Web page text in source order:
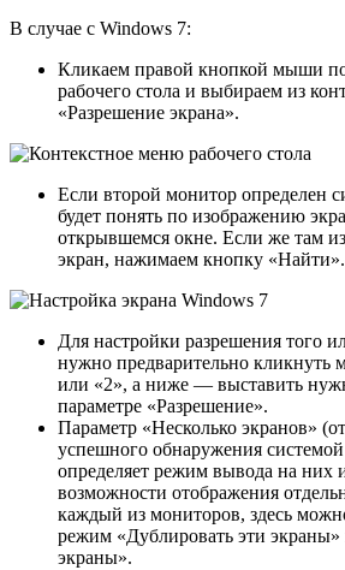
В случае с Windows 7:
Кликаем правой кнопкой мыши
рабочего стола и выбираем из
«Разрешение экрана».
Если второй монитор определен
будет понять по изображению
открывшемся окне. Если же там
экран, нажимаем кнопку «Найти».
Для настройки разрешения того
нужно предварительно кликнуть
или «2», а ниже — выставить
параметре «Разрешение».
Параметр «Несколько экранов»
успешного обнаружения
определяет режим вывода на
возможности отображения
каждый из мониторов, здесь
режим «Дублировать эти
экраны».